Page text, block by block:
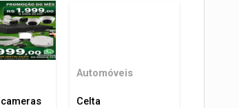
Automóveis
Celta